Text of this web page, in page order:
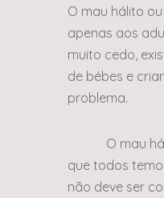
O mau hálito
apenas aos
muito cedo,
de bébes e
problema.
O mau
que todos
não deve ser